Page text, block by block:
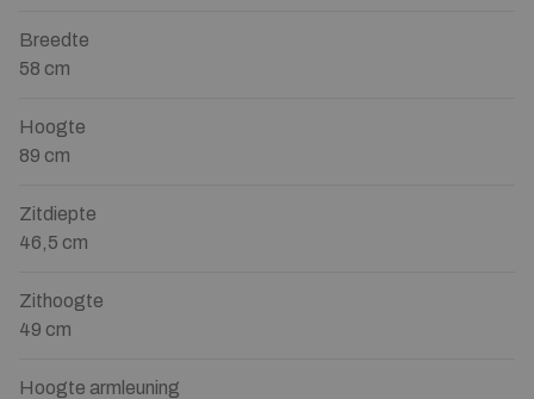
Breedte
58 cm
Hoogte
89 cm
Zitdiepte
46,5 cm
Zithoogte
49 cm
Hoogte armleuning